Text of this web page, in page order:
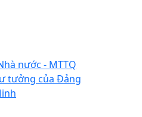
nước - MTTQ
tưởng của Đảng